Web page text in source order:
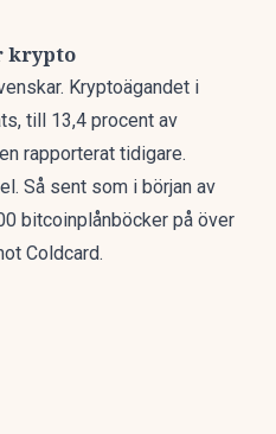
krypto
Kryptoägandet i
till 13,4 procent av
rapporterat tidigare.
Så sent som i början av
bitcoinplånböcker på över
Coldcard.